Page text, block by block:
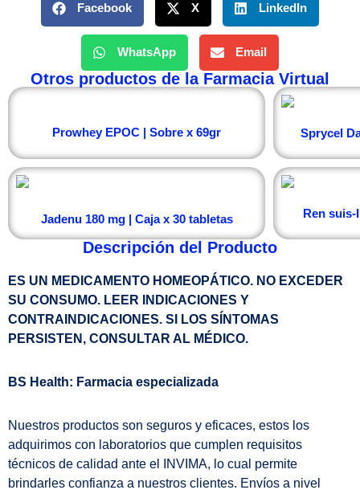
Facebook X LinkedIn
WhatsApp Email
Otros productos de la Farmacia Virtual
Prowhey EPOC | Sobre x 69gr Sprycel
Jadenu 180 mg | Caja x 30 tabletas Ren suis-
Descripción del Producto
ES UN MEDICAMENTO HOMEOPÁTICO. NO EXCEDER
SU CONSUMO. LEER INDICACIONES Y
CONTRAINDICACIONES. SI LOS SÍNTOMAS
PERSISTEN, CONSULTAR AL MÉDICO.
BS Health: Farmacia especializada
Nuestros productos son seguros y eficaces, estos los
adquirimos con laboratorios que cumplen requisitos
técnicos de calidad ante el INVIMA, lo cual permite
brindarles confianza a nuestros clientes. Envíos a nivel